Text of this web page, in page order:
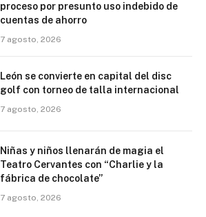
proceso por presunto uso indebido de
cuentas de ahorro
7 agosto, 2026
León se convierte en capital del disc
golf con torneo de talla internacional
7 agosto, 2026
Niñas y niños llenarán de magia el
Teatro Cervantes con “Charlie y la
fábrica de chocolate”
7 agosto, 2026